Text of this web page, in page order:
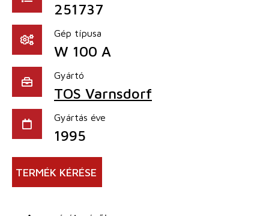
251737
Gép típusa
W 100 A
Gyártó
TOS Varnsdorf
Gyártás éve
1995
TERMÉK KÉRÉSE